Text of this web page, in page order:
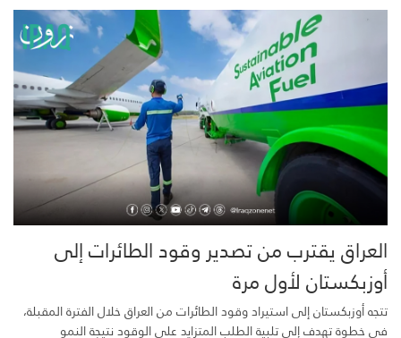
العراق يقترب من تصدير وقود الطائرات إلى
أوزبكستان لأول مرة
تتجه أوزبكستان إلى استيراد وقود الطائرات من العراق خلال الفترة المقبلة،
في خطوة تهدف إلى تلبية الطلب المتزايد على الوقود نتيجة النمو